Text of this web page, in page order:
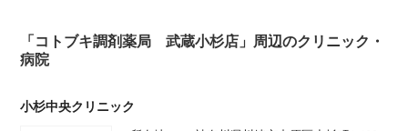
「コトブキ調剤薬局 武蔵小杉店」周辺のクリニック・
病院
小杉中央クリニック